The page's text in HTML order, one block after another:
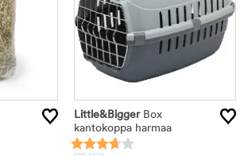
Little&BiggerBox
kantokoppa harmaa